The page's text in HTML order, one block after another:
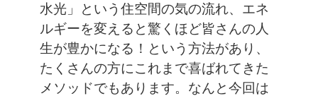
水光」という住空間の気の流れ、エネ
ルギーを変えると驚くほど皆さんの人
生が豊かになる！という方法があり、
たくさんの方にこれまで喜ばれてきた
メソッドでもあります。なんと今回は